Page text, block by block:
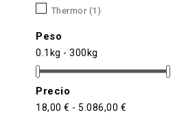
Thermor (1)
Peso
0.1kg - 300kg
Precio
18,00 € - 5.086,00 €